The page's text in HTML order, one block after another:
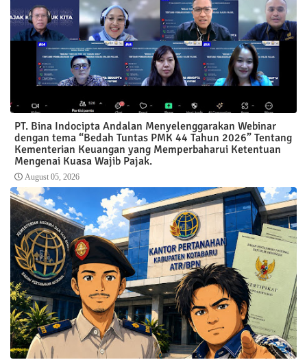
PT. Bina Indocipta Andalan Menyelenggarakan Webinar
dengan tema “Bedah Tuntas PMK 44 Tahun 2026” Tentang
Kementerian Keuangan yang Memperbaharui Ketentuan
Mengenai Kuasa Wajib Pajak.
August 05, 2026